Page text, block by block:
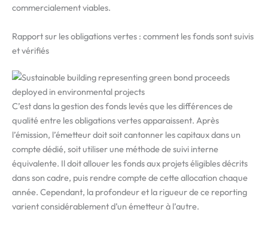
commercialement viables.
Rapport sur les obligations vertes : comment les fonds sont suivis
et vérifiés
C’est dans la gestion des fonds levés que les différences de
qualité entre les obligations vertes apparaissent. Après
l’émission, l’émetteur doit soit cantonner les capitaux dans un
compte dédié, soit utiliser une méthode de suivi interne
équivalente. Il doit allouer les fonds aux projets éligibles décrits
dans son cadre, puis rendre compte de cette allocation chaque
année. Cependant, la profondeur et la rigueur de ce reporting
varient considérablement d’un émetteur à l’autre.